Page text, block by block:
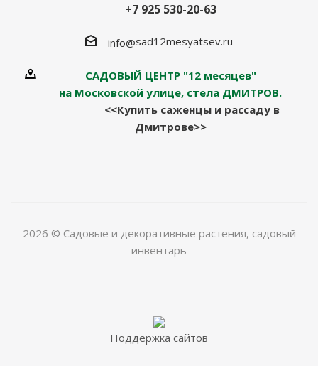
+7 925 530-20-63
info@sad12mesyatsev.ru
САДОВЫЙ ЦЕНТР "12 месяцев"
на Московской улице, стела ДМИТРОВ.
<<Купить саженцы и рассаду в
Дмитрове>>
2026 © Садовые и декоративные растения, садовый
инвентарь
Поддержка сайтов